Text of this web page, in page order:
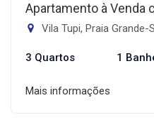
Apartamento à Venda
Vila Tupi, Praia Grande-
3 Quartos 1
Mais informações